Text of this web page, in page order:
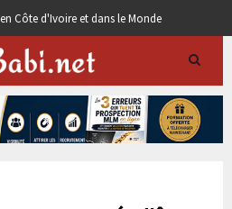
Côte d'Ivoire et dans le Monde